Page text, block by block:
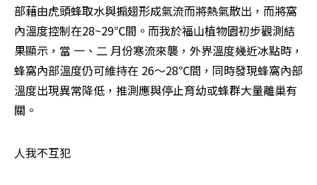
部藉由虎頭蜂取水與搧翅形成氣流而將熱氣散出，而將窩
內溫度控制在28~29℃間。而我於福山植物園初步觀測結
果顯示，當 一、二 月份寒流來襲，外界溫度幾近冰點時，
蜂窩內部溫度仍可維持在 26～28℃間，同時發現蜂窩內部
溫度出現異常降低，推測應與停止育幼或蜂群大量離巢有
關。
人我不互犯